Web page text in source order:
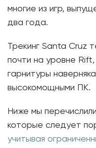
многие из игр,
два года.
Трекинг Santa Cruz
почти на уровне
гарнитуры
высокомощными ПК.
Ниже мы
которые следует
учитывая